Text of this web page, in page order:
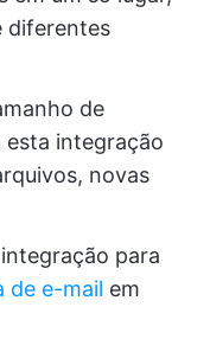
diferentes
de
esta integração
novas
para
de e-mail em